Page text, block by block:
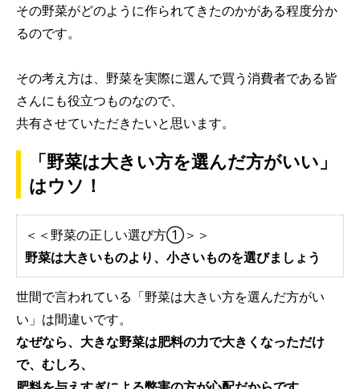
その野菜がどのように作られてきたのかがある程度分か
るのです。
その考え方は、野菜を実際に選んで買う消費者である皆
さんにも役立つものなので、
共有させていただきたいと思います。
「野菜は大きい方を選んだ方がいい」
はウソ！
＜＜野菜の正しい選び方①＞＞
野菜は大きいものより、小さいものを選びましょう
世間で言われている「野菜は大きい方を選んだ方がい
い」は間違いです。
なぜなら、大きな野菜は肥料の力で大きくなっただけ
で、むしろ、